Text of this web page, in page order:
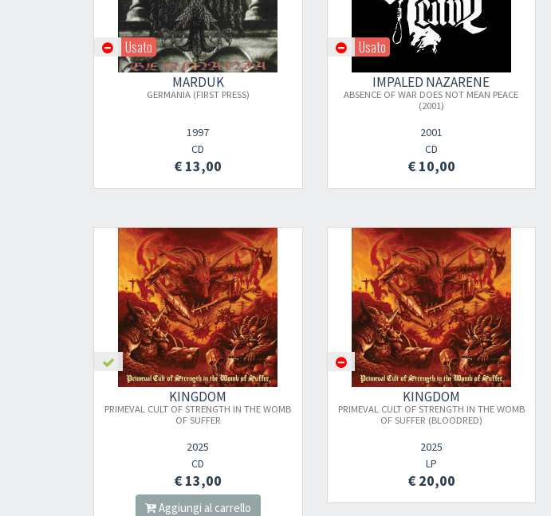
Usato
MARDUK
GERMANIA (FIRST PRESS)
1997
CD
€ 13,00
Usato
IMPALED NAZARENE
ABSENCE OF WAR DOES NOT MEAN PEACE
(2001)
2001
CD
€ 10,00
KINGDOM
PRIMEVAL CULT OF STRENGTH IN THE WOMB
OF SUFFER
2025
CD
€ 13,00
Aggiungi al carrello
KINGDOM
PRIMEVAL CULT OF STRENGTH IN THE WOMB
OF SUFFER (BLOODRED)
2025
LP
€ 20,00